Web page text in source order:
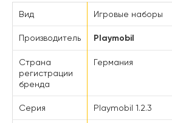
Вид Игровые наборы
Производитель Playmobil
Страна
регистрации
бренда
Германия
Серия Playmobil 1.2.3